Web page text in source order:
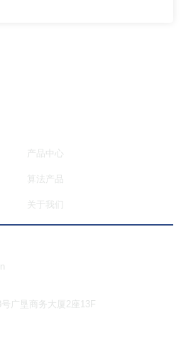
产品中心
算法产品
关于我们
广垦商务大厦2座13F